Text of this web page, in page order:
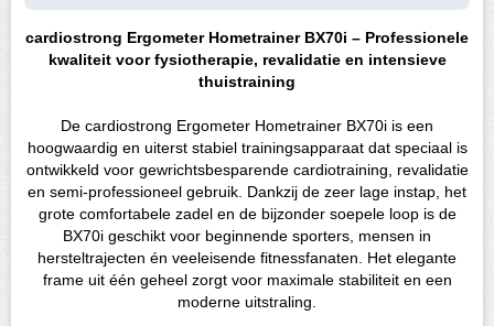
cardiostrong Ergometer Hometrainer BX70i – Professionele
kwaliteit voor fysiotherapie, revalidatie en intensieve
thuistraining
De cardiostrong Ergometer Hometrainer BX70i is een
hoogwaardig en uiterst stabiel trainingsapparaat dat speciaal is
ontwikkeld voor gewrichtsbesparende cardiotraining, revalidatie
en semi-professioneel gebruik. Dankzij de zeer lage instap, het
grote comfortabele zadel en de bijzonder soepele loop is de
BX70i geschikt voor beginnende sporters, mensen in
hersteltrajecten én veeleisende fitnessfanaten. Het elegante
frame uit één geheel zorgt voor maximale stabiliteit en een
moderne uitstraling.